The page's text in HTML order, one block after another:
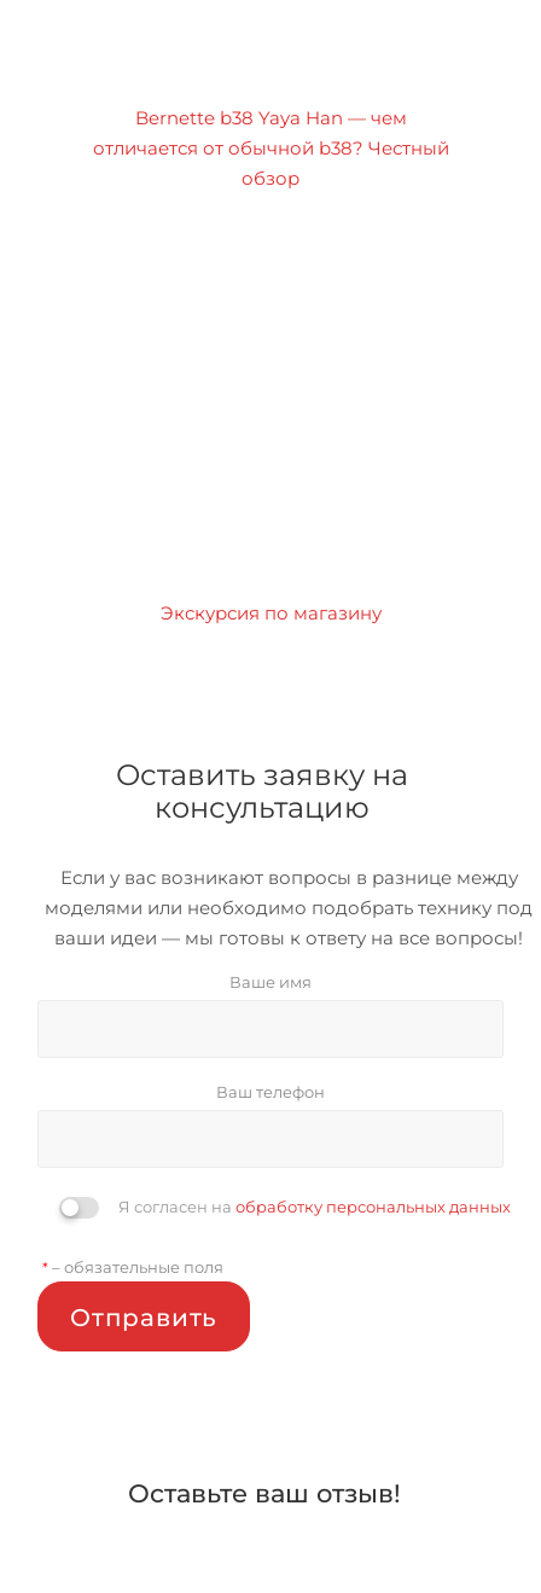
Bernette b38 Yaya Han — чем
отличается от обычной b38? Честный
обзор
Экскурсия по магазину
Оставить заявку на
консультацию
Если у вас возникают вопросы в разнице между
моделями или необходимо подобрать технику под
ваши идеи — мы готовы к ответу на все вопросы!
Ваше имя
Ваш телефон
Я согласен на обработку персональных данных
Отправить
* – обязательные поля
Оставьте ваш отзыв!